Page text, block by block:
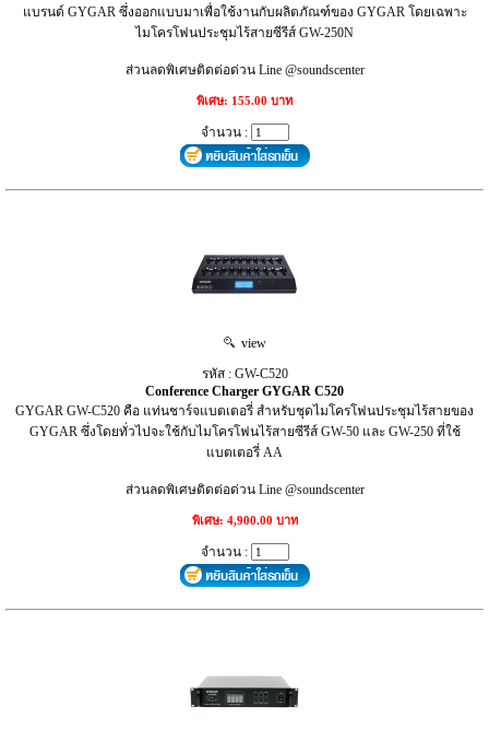
แบรนด์ GYGAR ซึ่งออกแบบมาเพื่อใช้งานกับผลิตภัณฑ์ของ GYGAR โดยเฉพาะ
ไมโครโฟนประชุมไร้สายซีรีส์ GW-250N
ส่วนลดพิเศษติดต่อด่วน Line @soundscenter
พิเศษ: 155.00 บาท
จำนวน :
view
รหัส : GW-C520
Conference Charger GYGAR C520
GYGAR GW-C520 คือ แท่นชาร์จแบตเตอรี่ สำหรับชุดไมโครโฟนประชุมไร้สายของ
GYGAR ซึ่งโดยทั่วไปจะใช้กับไมโครโฟนไร้สายซีรีส์ GW-50 และ GW-250 ที่ใช้
แบตเตอรี่ AA
ส่วนลดพิเศษติดต่อด่วน Line @soundscenter
พิเศษ: 4,900.00 บาท
จำนวน :